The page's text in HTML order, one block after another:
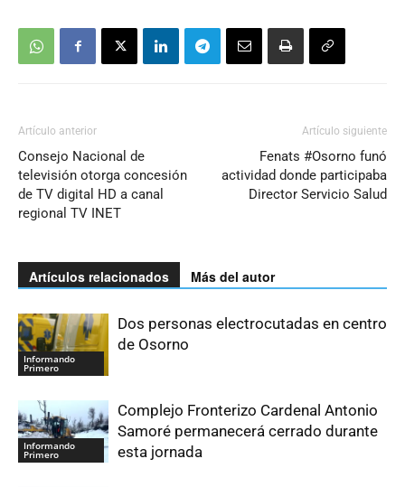
Artículo anterior
Consejo Nacional de
televisión otorga concesión
de TV digital HD a canal
regional TV INET
Artículo siguiente
Fenats #Osorno funó
actividad donde participaba
Director Servicio Salud
Artículos relacionados Más del autor
Informando
Primero
Dos personas electrocutadas en centro
de Osorno
Informando
Primero
Complejo Fronterizo Cardenal Antonio
Samoré permanecerá cerrado durante
esta jornada